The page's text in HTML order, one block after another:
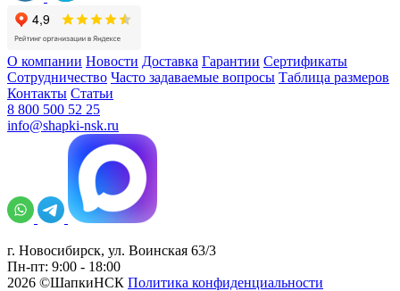
О компании Новости Доставка Гарантии Сертификаты
Сотрудничество Часто задаваемые вопросы Таблица размеров
Контакты Статьи
8 800 500 52 25
info@shapki-nsk.ru
г. Новосибирск, ул. Воинская 63/3
Пн-пт: 9:00 - 18:00
2026 ©ШапкиНСК Политика конфиденциальности